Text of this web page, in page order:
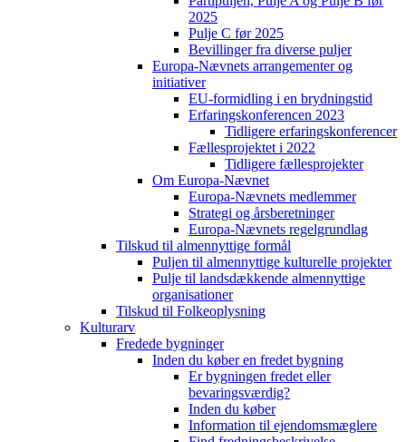
2025
Pulje C før 2025
Bevillinger fra diverse puljer
Europa-Nævnets arrangementer og
initiativer
EU-formidling i en brydningstid
Erfaringskonferencen 2023
Tidligere erfaringskonferencer
Fællesprojektet i 2022
Tidligere fællesprojekter
Om Europa-Nævnet
Europa-Nævnets medlemmer
Strategi og årsberetninger
Europa-Nævnets regelgrundlag
Tilskud til almennyttige formål
Puljen til almennyttige kulturelle projekter
Pulje til landsdækkende almennyttige
organisationer
Tilskud til Folkeoplysning
Kulturarv
Fredede bygninger
Inden du køber en fredet bygning
Er bygningen fredet eller
bevaringsværdig?
Inden du køber
Information til ejendomsmæglere